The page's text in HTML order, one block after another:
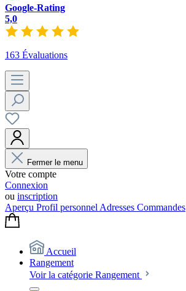
Google-Rating
5,0
163 Évaluations
Fermer le menu
Votre compte
Connexion
ou inscription
Aperçu Profil personnel Adresses Commandes
Accueil
Rangement
Voir la catégorie Rangement